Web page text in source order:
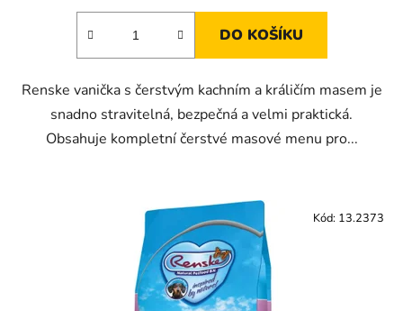
DO KOŠÍKU
Renske vanička s čerstvým kachním a králičím masem je
snadno stravitelná, bezpečná a velmi praktická.
Obsahuje kompletní čerstvé masové menu pro...
Kód: 13.2373